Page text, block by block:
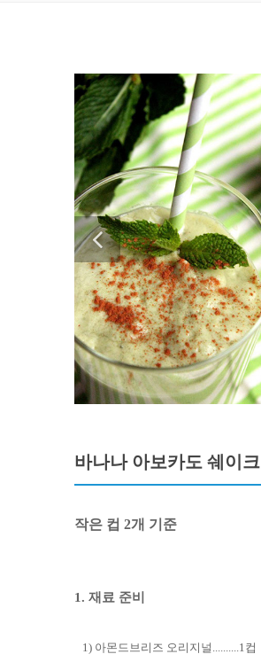
바나나 아보카도 쉐이크
작은 컵 2개 기준
1. 재료 준비
1) 아몬드브리즈 오리지널..........1컵